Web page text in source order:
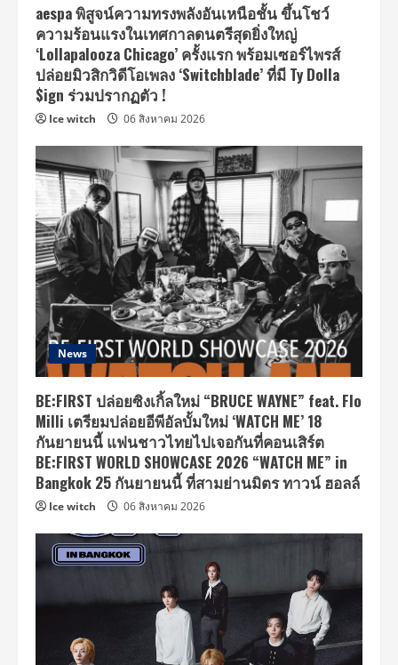
aespa พิสูจน์ความทรงพลังอันเหนือชั้น ขึ้นโชว์
ความร้อนแรงในเทศกาลดนตรีสุดยิ่งใหญ่
‘Lollapalooza Chicago’ ครั้งแรก พร้อมเซอร์ไพรส์
ปล่อยมิวสิกวิดีโอเพลง ‘Switchblade’ ที่มี Ty Dolla
$ign ร่วมปรากฏตัว !
Ice witch 06 สิงหาคม 2026
News
BE:FIRST ปล่อยซิงเกิ้ลใหม่ “BRUCE WAYNE” feat. Flo
Milli เตรียมปล่อยอีพีอัลบั้มใหม่ ‘WATCH ME’ 18
กันยายนนี้ แฟนชาวไทยไปเจอกันที่คอนเสิร์ต
BE:FIRST WORLD SHOWCASE 2026 “WATCH ME” in
Bangkok 25 กันยายนนี้ ที่สามย่านมิตร ทาวน์ ฮอลล์
Ice witch 06 สิงหาคม 2026